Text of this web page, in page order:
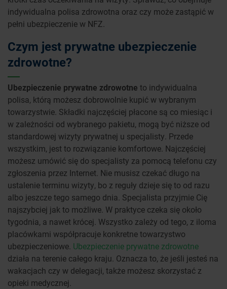
indywidualna polisa zdrowotna oraz czy może zastąpić w
pełni ubezpieczenie w NFZ.
Czym jest prywatne ubezpieczenie
zdrowotne?
Ubezpieczenie prywatne zdrowotne to indywidualna
polisa, którą możesz dobrowolnie kupić w wybranym
towarzystwie. Składki najczęściej płacone są co miesiąc i
w zależności od wybranego pakietu, mogą być niższe od
standardowej wizyty prywatnej u specjalisty. Przede
wszystkim, jest to rozwiązanie komfortowe. Najczęściej
możesz umówić się do specjalisty za pomocą telefonu czy
zgłoszenia przez Internet. Nie musisz czekać długo na
ustalenie terminu wizyty, bo z reguły dzieje się to od razu
albo jeszcze tego samego dnia. Specjalista przyjmie Cię
najszybciej jak to możliwe. W praktyce czeka się około
tygodnia, a nawet krócej. Wszystko zależy od tego, z iloma
placówkami współpracuje konkretne towarzystwo
ubezpieczeniowe. Ubezpieczenie prywatne zdrowotne
działa na terenie całego kraju. Oznacza to, że jeśli jesteś na
wakacjach czy w delegacji, także możesz skorzystać z
opieki medycznej.